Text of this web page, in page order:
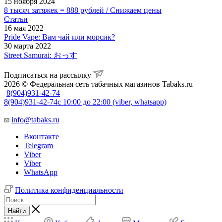
8 тысяч затяжек = 888 рублей / Снижаем цены
Статьи
16 мая 2022
Pride Vape: Вам чай или морсик?
30 марта 2022
Street Samurai: おっす
Подписаться на рассылку
2026 © Федеральная сеть табачных магазинов Tabaks.ru
8(904)931-42-74
8(904)931-42-74с 10:00 до 22:00 (viber, whatsapp)
info@tabaks.ru
Вконтакте
Telegram
Viber
Viber
WhatsApp
Политика конфиденциальности
Найти